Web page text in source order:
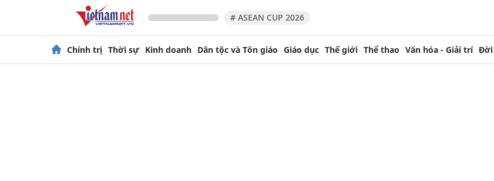
# ASEAN CUP 2026
Chính trị Thời sự Kinh doanh Dân tộc và Tôn giáo Giáo dục Thế giới Thể thao Văn hóa - Giải trí Đời